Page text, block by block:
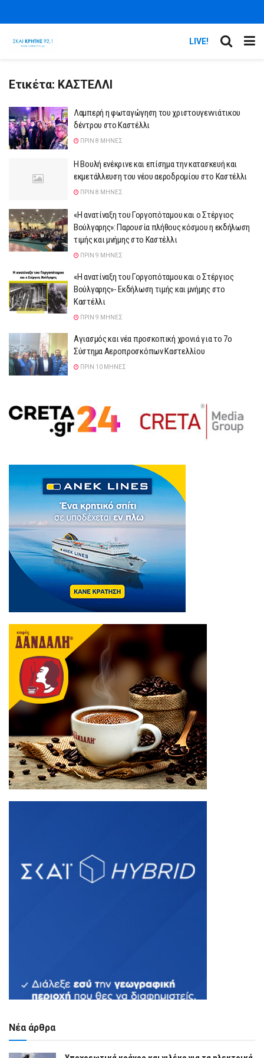
LIVE!
Ετικέτα: ΚΑΣΤΕΛΛΙ
Λαμπερή η φωταγώγηση του χριστουγεννιάτικου
δέντρου στο Καστέλλι
ΠΡΙΝ 8 ΜΉΝΕΣ
Η Βουλή ενέκρινε και επίσημα την κατασκευή και
εκμετάλλευση του νέου αεροδρομίου στο Καστέλλι
ΠΡΙΝ 8 ΜΉΝΕΣ
«Η ανατίναξη του Γοργοπόταμου και ο Στέργιος
Βούλγαρης»: Παρουσία πλήθους κόσμου η εκδήλωση
τιμής και μνήμης στο Καστέλλι
ΠΡΙΝ 9 ΜΉΝΕΣ
«Η ανατίναξη του Γοργοπόταμου και ο Στέργιος
Βούλγαρης»- Εκδήλωση τιμής και μνήμης στο
Καστέλλι
ΠΡΙΝ 9 ΜΉΝΕΣ
Αγιασμός και νέα προσκοπική χρονιά για το 7ο
Σύστημα Αεροπροσκόπων Καστελλίου
ΠΡΙΝ 10 ΜΉΝΕΣ
Νέα άρθρα